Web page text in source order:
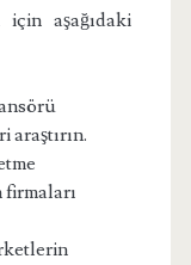
aşağıdaki